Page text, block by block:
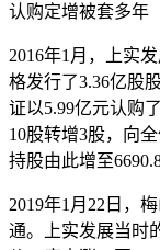
认购定增被套多年
2016年1月，上实
格发行了3.36亿股
证以5.99亿元认购
10股转增3股，向
持股由此增至
2019年1月22日，
通。上实发展当时